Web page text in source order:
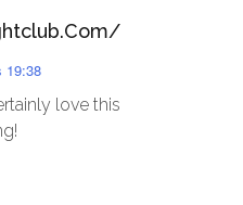
19:38
love this